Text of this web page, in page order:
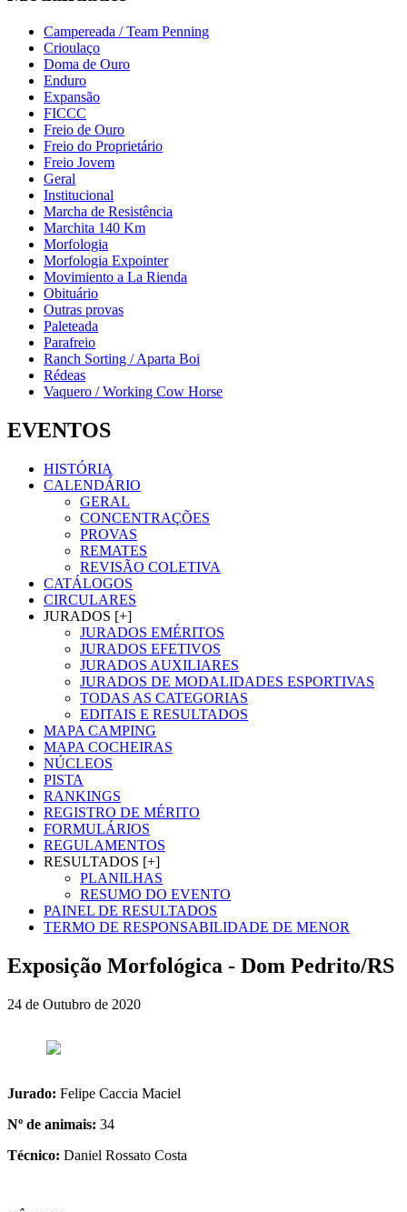
Campereada / Team Penning
Crioulaço
Doma de Ouro
Enduro
Expansão
FICCC
Freio de Ouro
Freio do Proprietário
Freio Jovem
Geral
Institucional
Marcha de Resistência
Marchita 140 Km
Morfologia
Morfologia Expointer
Movimiento a La Rienda
Obituário
Outras provas
Paleteada
Parafreio
Ranch Sorting / Aparta Boi
Rédeas
Vaquero / Working Cow Horse
EVENTOS
HISTÓRIA
CALENDÁRIO
GERAL
CONCENTRAÇÕES
PROVAS
REMATES
REVISÃO COLETIVA
CATÁLOGOS
CIRCULARES
JURADOS [+]
JURADOS EMÉRITOS
JURADOS EFETIVOS
JURADOS AUXILIARES
JURADOS DE MODALIDADES ESPORTIVAS
TODAS AS CATEGORIAS
EDITAIS E RESULTADOS
MAPA CAMPING
MAPA COCHEIRAS
NÚCLEOS
PISTA
RANKINGS
REGISTRO DE MÉRITO
FORMULÁRIOS
REGULAMENTOS
RESULTADOS [+]
PLANILHAS
RESUMO DO EVENTO
PAINEL DE RESULTADOS
TERMO DE RESPONSABILIDADE DE MENOR
Exposição Morfológica - Dom Pedrito/RS
24 de Outubro de 2020
Jurado: Felipe Caccia Maciel
Nº de animais: 34
Técnico: Daniel Rossato Costa